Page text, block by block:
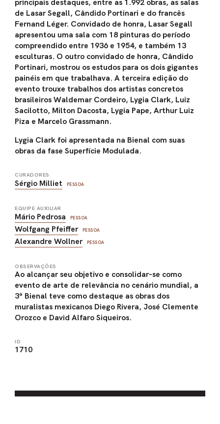
principais destaques, entre as 1.992 obras, as salas
de Lasar Segall, Cândido Portinari e do francês
Fernand Léger. Convidado de honra, Lasar Segall
apresentou uma sala com 18 pinturas do período
compreendido entre 1936 e 1954, e também 13
esculturas. O outro convidado de honra, Cândido
Portinari, mostrou os estudos para os dois gigantes
painéis em que trabalhava. A terceira edição do
evento trouxe trabalhos dos artistas concretos
brasileiros Waldemar Cordeiro, Lygia Clark, Luiz
Sacilotto, Milton Dacosta, Lygia Pape, Arthur Luiz
Piza e Marcelo Grassmann.
Lygia Clark foi apresentada na Bienal com suas
obras da fase Superfície Modulada.
CURADORES
Sérgio Milliet PESSOA
EQUIPE AUXILIAR
Mário Pedrosa PESSOA
Wolfgang Pfeiffer PESSOA
Alexandre Wollner PESSOA
OBSERVAÇÕES
Ao alcançar seu objetivo e consolidar-se como
evento de arte de relevância no cenário mundial, a
3ª Bienal teve como destaque as obras dos
muralistas mexicanos Diego Rivera, José Clemente
Orozco e David Alfaro Siqueiros.
ID
1710